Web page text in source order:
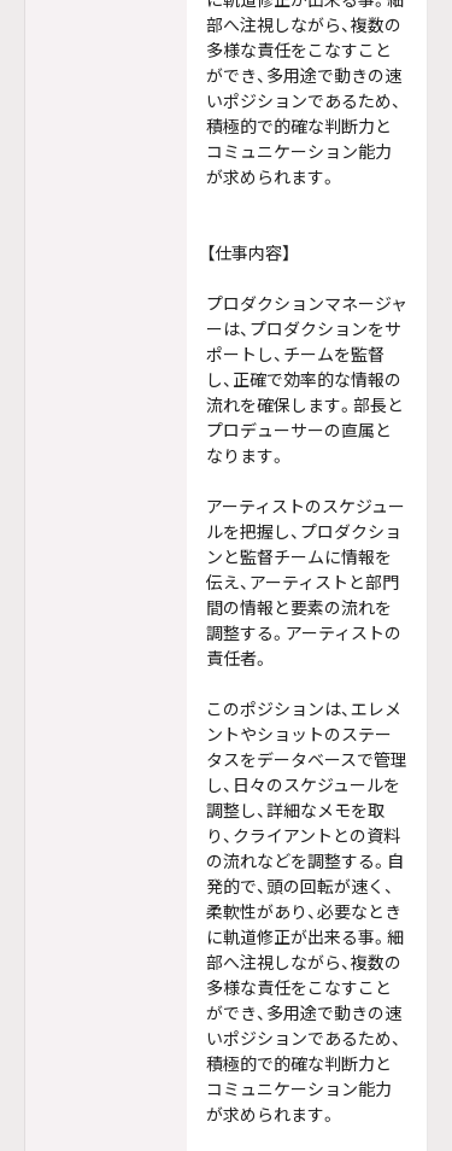
部へ注視しながら、複数の
多様な責任をこなすこと
ができ、多用途で動きの速
いポジションであるため、
積極的で的確な判断力と
コミュニケーション能力
が求められます。
【仕事内容】
プロダクションマネージャ
ーは、プロダクションをサ
ポートし、チームを監督
し、正確で効率的な情報の
流れを確保します。部長と
プロデューサーの直属と
なります。
アーティストのスケジュー
ルを把握し、プロダクショ
ンと監督チームに情報を
伝え、アーティストと部門
間の情報と要素の流れを
調整する。アーティストの
責任者。
このポジションは、エレメ
ントやショットのステー
タスをデータベースで管理
し、日々のスケジュールを
調整し、詳細なメモを取
り、クライアントとの資料
の流れなどを調整する。自
発的で、頭の回転が速く、
柔軟性があり、必要なとき
に軌道修正が出来る事。細
部へ注視しながら、複数の
多様な責任をこなすこと
ができ、多用途で動きの速
いポジションであるため、
積極的で的確な判断力と
コミュニケーション能力
が求められます。